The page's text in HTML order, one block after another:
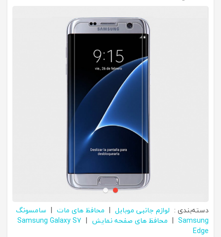
دسته‌بندی : لوازم جانبی موبایل | محافظ های مات | سامسونگ
Samsung
| محافظ های صفحه نمایش |
Samsung Galaxy S7
Edge